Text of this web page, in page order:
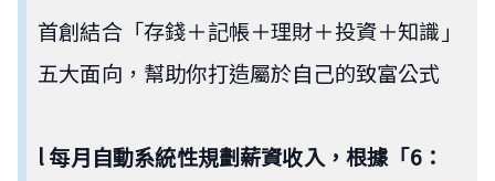
首創結合「存錢＋記帳＋理財＋投資＋知識」
五大面向，幫助你打造屬於自己的致富公式
l 每月自動系統性規劃薪資收入，根據「6：